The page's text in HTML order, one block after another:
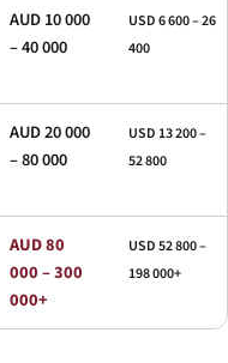
AUD 10 000
– 40 000
USD 6 600 – 26
400
AUD 20 000
– 80 000
USD 13 200 –
52 800
AUD 80
000 – 300
000+
USD 52 800 –
198 000+